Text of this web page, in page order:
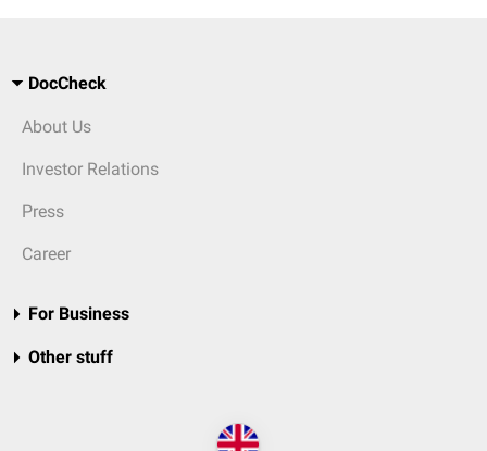
DocCheck
About Us
Investor Relations
Press
Career
For Business
Other stuff